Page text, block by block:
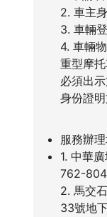
2. 車主
3. 車輛
4. 車輛
重型摩托
必須出示
身份證明
服務辦
1. 中華
762-804
2. 馬交
33號地